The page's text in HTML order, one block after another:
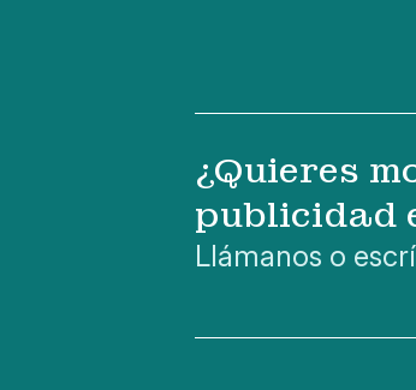
¿Quieres
publicidad
Llámanos o